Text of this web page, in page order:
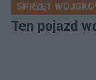
SPRZĘT
Ten pojazd